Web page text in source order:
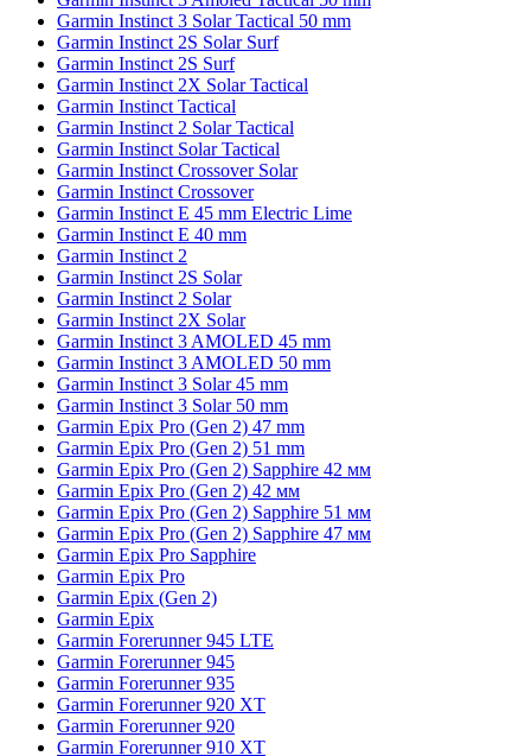
Garmin Instinct 3 Solar Tactical 50 mm
Garmin Instinct 2S Solar Surf
Garmin Instinct 2S Surf
Garmin Instinct 2X Solar Tactical
Garmin Instinct Tactical
Garmin Instinct 2 Solar Tactical
Garmin Instinct Solar Tactical
Garmin Instinct Crossover Solar
Garmin Instinct Crossover
Garmin Instinct E 45 mm Electric Lime
Garmin Instinct E 40 mm
Garmin Instinct 2
Garmin Instinct 2S Solar
Garmin Instinct 2 Solar
Garmin Instinct 2X Solar
Garmin Instinct 3 AMOLED 45 mm
Garmin Instinct 3 AMOLED 50 mm
Garmin Instinct 3 Solar 45 mm
Garmin Instinct 3 Solar 50 mm
Garmin Epix Pro (Gen 2) 47 mm
Garmin Epix Pro (Gen 2) 51 mm
Garmin Epix Pro (Gen 2) Sapphire 42 мм
Garmin Epix Pro (Gen 2) 42 мм
Garmin Epix Pro (Gen 2) Sapphire 51 мм
Garmin Epix Pro (Gen 2) Sapphire 47 мм
Garmin Epix Pro Sapphire
Garmin Epix Pro
Garmin Epix (Gen 2)
Garmin Epix
Garmin Forerunner 945 LTE
Garmin Forerunner 945
Garmin Forerunner 935
Garmin Forerunner 920 XT
Garmin Forerunner 920
Garmin Forerunner 910 XT